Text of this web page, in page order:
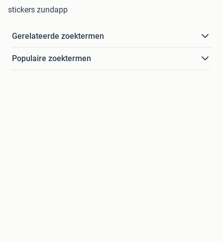
stickers zundapp
Gerelateerde zoektermen
Populaire zoektermen